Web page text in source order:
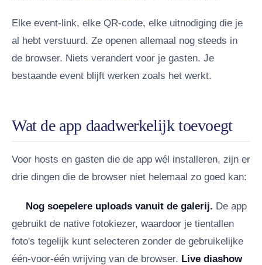
Elke event-link, elke QR-code, elke uitnodiging die je
al hebt verstuurd. Ze openen allemaal nog steeds in
de browser. Niets verandert voor je gasten. Je
bestaande event blijft werken zoals het werkt.
Wat de app daadwerkelijk toevoegt
Voor hosts en gasten die de app wél installeren, zijn er
drie dingen die de browser niet helemaal zo goed kan:
Nog soepelere uploads vanuit de galerij. De app
gebruikt de native fotokiezer, waardoor je tientallen
foto's tegelijk kunt selecteren zonder de gebruikelijke
één-voor-één wrijving van de browser. Live diashow